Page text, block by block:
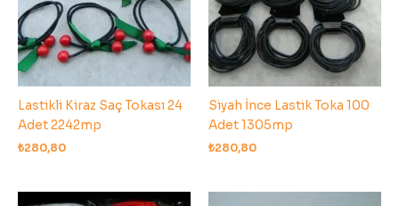
Lastikli Kiraz Saç Tokası 24
Adet 2242mp
₺280,80
Siyah İnce Lastik Toka 100
Adet 1305mp
₺280,80